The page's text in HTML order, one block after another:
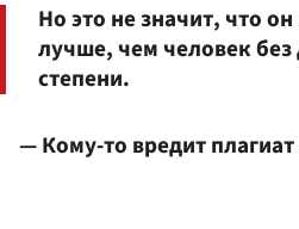
Но это не значит, что
лучше, чем человек без
степени.
— Кому-то вредит плагиат